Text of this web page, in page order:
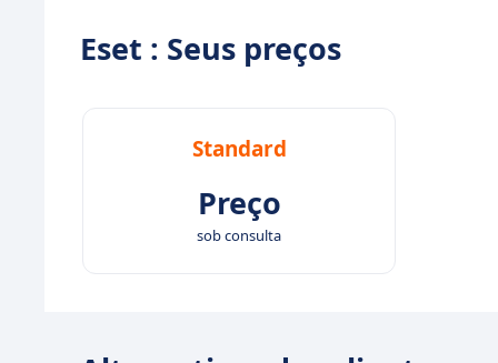
Eset : Seus preços
Standard
Preço
sob consulta